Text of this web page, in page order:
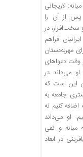
لاریجانی
شرایط پس از آن را
سخت‌افزار، در
فراهم
مهربه‌دستان
وقت دعواهای
می‌داند در
این است که
جامعه به
کنیم نه
او می‌داند
و نفی
در ابعاد